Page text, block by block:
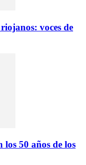
voces de
50 años de los